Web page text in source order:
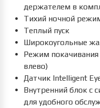
держателем в
Тихий ночной
Теплый пуск
Широкоугольные
Режим
влево)
Датчик Intelligent
Внутренний блок с
для удобного